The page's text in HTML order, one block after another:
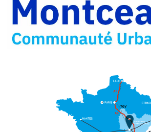
par
e-
mail